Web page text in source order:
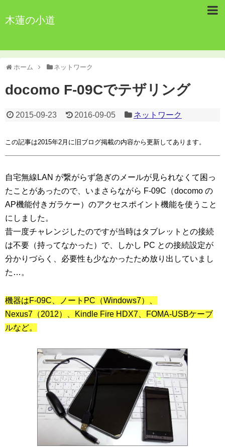
木蓮の小道
ホーム ネットワーク
docomo F-09Cでテザリング
2015-09-23 2016-09-05 ネットワーク
この記事は2015年2月に旧ブログ掲載の内容から更新してあります。
自宅無線LAN が繋がらず急ぎのメールが見られなくて困っ
たことがあったので、いまさらながら F-09C（docomo の
AP機能付きガラケー）のアクセスポイント機能を使うこと
にしました。
昔一度チャレンジしたのですが当時はタブレットとの接続
は不要（持ってなかった）で、しかし PC との接続設定が
分かりづらく、必要性も少なかったため放り出していまし
た…。
機器はF-09C、ノートPC（Windows7）、
Nexus7（2012）、Kindle Fire HDX7、FOMA-USBケーブ
ルなど。